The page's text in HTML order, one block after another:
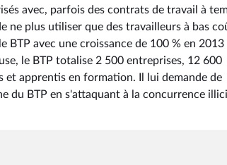
avec, parfois des contrats de travail à
ne plus utiliser que des travailleurs à bas
BTP avec une croissance de 100 % en 2013
le BTP totalise 2 500 entreprises, 12 600
et apprentis en formation. Il lui demande de
du BTP en s'attaquant à la concurrence